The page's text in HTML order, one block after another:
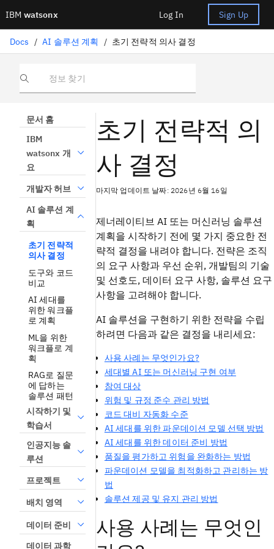
IBM watsonx Log In Sign Up
Docs / AI 솔루션 계획 / 초기 전략적 의사 결정
정보 찾기
문서 홈
IBM
watsonx 개
요
개발자 허브
AI 솔루션 계
획
초기 전략적
의사 결정
도구와 코드
비교
AI 세대를
위한 워크플
로 계획
ML을 위한
워크플로 계
획
RAG로 질문
에 답하는
솔루션 패턴
시작하기 및
학습서
인공지능 솔
루션
프로젝트
배치 영역
데이터 준비
데이터 과학
초기 전략적 의
사 결정
마지막 업데이트 날짜: 2026년 6월 16일
제너레이티브 AI 또는 머신러닝 솔루션
계획을 시작하기 전에 몇 가지 중요한 전
략적 결정을 내려야 합니다. 전략은 조직
의 요구 사항과 우선 순위, 개발팀의 기술
및 선호도, 데이터 요구 사항, 솔루션 요구
사항을 고려해야 합니다.
AI 솔루션을 구현하기 위한 전략을 수립
하려면 다음과 같은 결정을 내리세요:
사용 사례는 무엇인가요?
세대별 AI 또는 머신러닝 구현 여부
참여 대상
위험 및 규정 준수 관리 방법
코드 대비 자동화 수준
AI 세대를 위한 파운데이션 모델 선택 방법
AI 세대를 위한 데이터 준비 방법
품질을 평가하고 위험을 완화하는 방법
파운데이션 모델을 최적화하고 관리하는 방
법
솔루션 제공 및 유지 관리 방법
사용 사례는 무엇인